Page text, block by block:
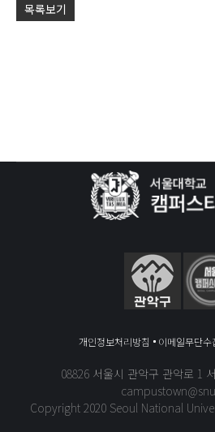
목록보기
개인정보처리방침 이메일무단수
08826 서울시 관악구 관악로 1
Copyright 2020 Seoul National